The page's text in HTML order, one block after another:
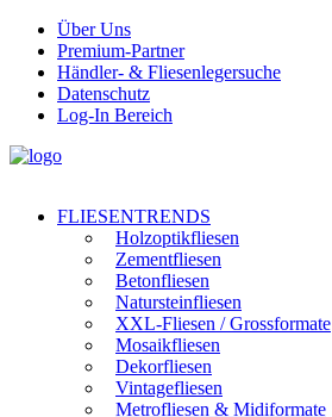
Über Uns
Premium-Partner
Händler- & Fliesenlegersuche
Datenschutz
Log-In Bereich
FLIESENTRENDS
Holzoptikfliesen
Zementfliesen
Betonfliesen
Natursteinfliesen
XXL-Fliesen / Grossformate
Mosaikfliesen
Dekorfliesen
Vintagefliesen
Metrofliesen & Midiformate